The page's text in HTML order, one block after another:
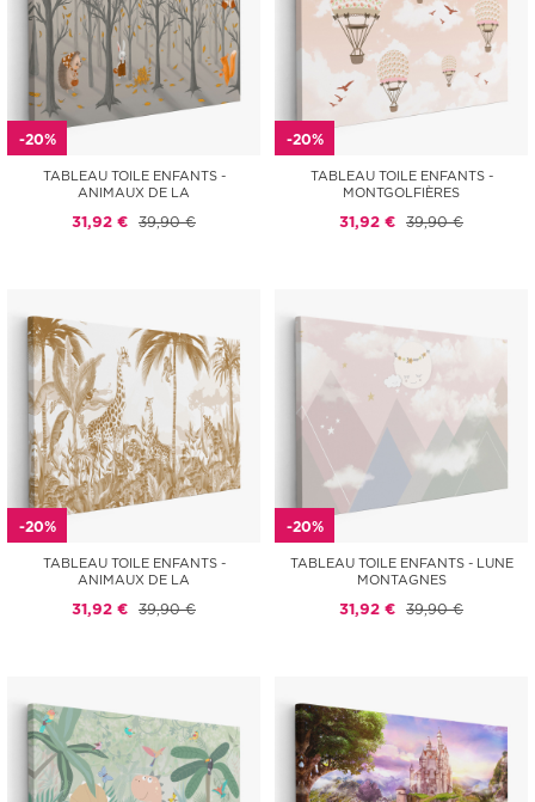
-20%
TABLEAU TOILE ENFANTS -
ANIMAUX DE LA
31,92 € 39,90 €
-20%
TABLEAU TOILE ENFANTS -
MONTGOLFIÈRES
31,92 € 39,90 €
-20%
TABLEAU TOILE ENFANTS -
ANIMAUX DE LA
31,92 € 39,90 €
-20%
TABLEAU TOILE ENFANTS - LUNE
MONTAGNES
31,92 € 39,90 €